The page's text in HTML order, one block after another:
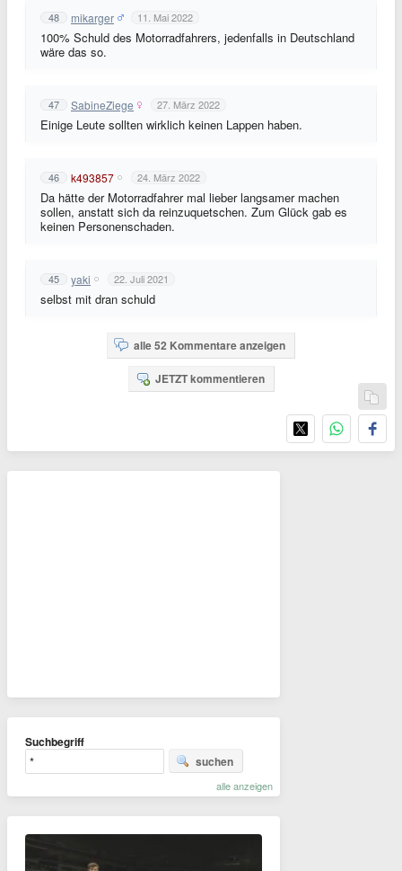
48 mikarger 11. Mai 2022
100% Schuld des Motorradfahrers, jedenfalls in Deutschland
wäre das so.
47 SabineZiege 27. März 2022
Einige Leute sollten wirklich keinen Lappen haben.
46 k493857 24. März 2022
Da hätte der Motorradfahrer mal lieber langsamer machen
sollen, anstatt sich da reinzuquetschen. Zum Glück gab es
keinen Personenschaden.
45 yaki 22. Juli 2021
selbst mit dran schuld
alle 52 Kommentare anzeigen
JETZT kommentieren
Suchbegriff
suchen
alle anzeigen